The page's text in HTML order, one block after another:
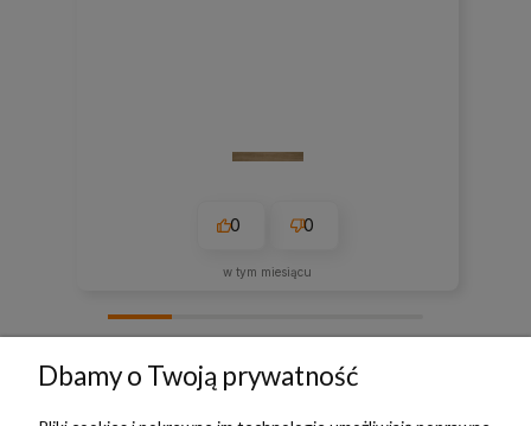
0 0
w tym miesiącu
Dbamy o Twoją prywatność